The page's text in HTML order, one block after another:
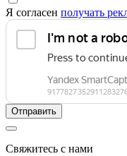
Я согласен получать
Свяжитесь с нами